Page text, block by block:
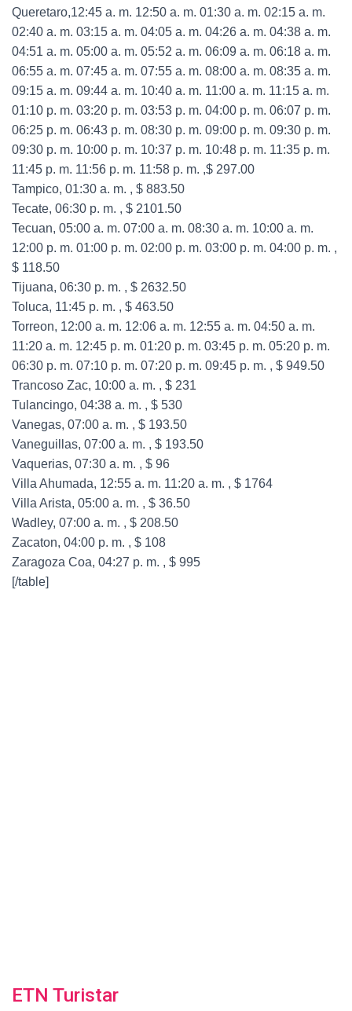
Queretaro,12:45 a. m. 12:50 a. m. 01:30 a. m. 02:15 a. m.
02:40 a. m. 03:15 a. m. 04:05 a. m. 04:26 a. m. 04:38 a. m.
04:51 a. m. 05:00 a. m. 05:52 a. m. 06:09 a. m. 06:18 a. m.
06:55 a. m. 07:45 a. m. 07:55 a. m. 08:00 a. m. 08:35 a. m.
09:15 a. m. 09:44 a. m. 10:40 a. m. 11:00 a. m. 11:15 a. m.
01:10 p. m. 03:20 p. m. 03:53 p. m. 04:00 p. m. 06:07 p. m.
06:25 p. m. 06:43 p. m. 08:30 p. m. 09:00 p. m. 09:30 p. m.
09:30 p. m. 10:00 p. m. 10:37 p. m. 10:48 p. m. 11:35 p. m.
11:45 p. m. 11:56 p. m. 11:58 p. m. ,$ 297.00
Tampico, 01:30 a. m. , $ 883.50
Tecate, 06:30 p. m. , $ 2101.50
Tecuan, 05:00 a. m. 07:00 a. m. 08:30 a. m. 10:00 a. m.
12:00 p. m. 01:00 p. m. 02:00 p. m. 03:00 p. m. 04:00 p. m. ,
$ 118.50
Tijuana, 06:30 p. m. , $ 2632.50
Toluca, 11:45 p. m. , $ 463.50
Torreon, 12:00 a. m. 12:06 a. m. 12:55 a. m. 04:50 a. m.
11:20 a. m. 12:45 p. m. 01:20 p. m. 03:45 p. m. 05:20 p. m.
06:30 p. m. 07:10 p. m. 07:20 p. m. 09:45 p. m. , $ 949.50
Trancoso Zac, 10:00 a. m. , $ 231
Tulancingo, 04:38 a. m. , $ 530
Vanegas, 07:00 a. m. , $ 193.50
Vaneguillas, 07:00 a. m. , $ 193.50
Vaquerias, 07:30 a. m. , $ 96
Villa Ahumada, 12:55 a. m. 11:20 a. m. , $ 1764
Villa Arista, 05:00 a. m. , $ 36.50
Wadley, 07:00 a. m. , $ 208.50
Zacaton, 04:00 p. m. , $ 108
Zaragoza Coa, 04:27 p. m. , $ 995
[/table]
ETN Turistar